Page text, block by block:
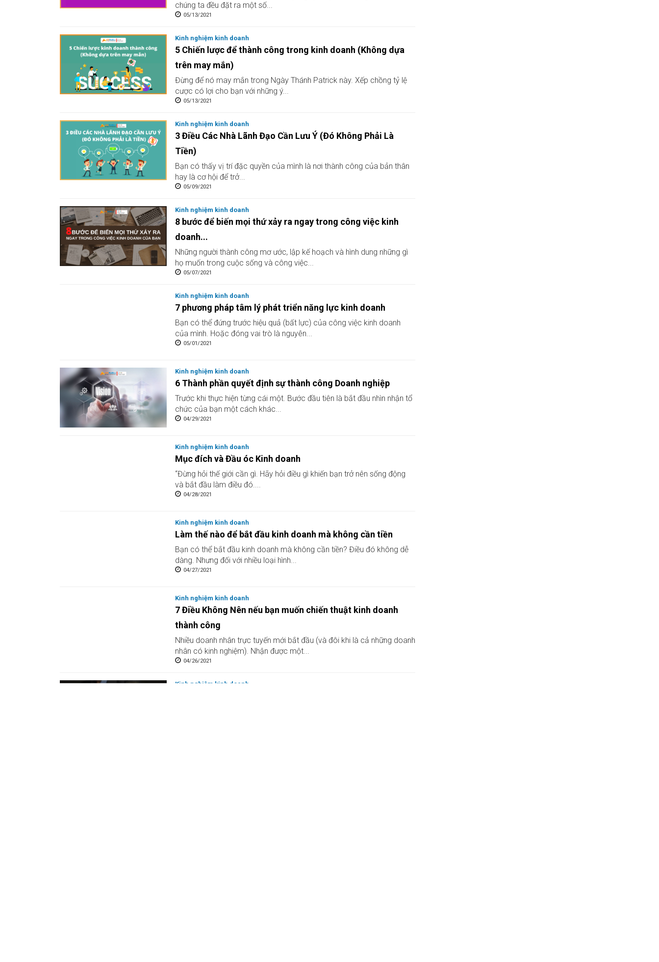
chúng ta đều đặt ra một số...
05/13/2021
Kinh nghiệm kinh doanh
5 Chiến lược để thành công trong kinh doanh (Không dựa
trên may mắn)
Đừng để nó may mắn trong Ngày Thánh Patrick này. Xếp chồng tỷ lệ
cược có lợi cho bạn với những ý...
05/13/2021
Kinh nghiệm kinh doanh
3 Điều Các Nhà Lãnh Đạo Cần Lưu Ý (Đó Không Phải Là
Tiền)
Bạn có thấy vị trí đặc quyền của mình là nơi thành công của bản thân
hay là cơ hội để trở...
05/09/2021
Kinh nghiệm kinh doanh
8 bước để biến mọi thứ xảy ra ngay trong công việc kinh
doanh...
Những người thành công mơ ước, lập kế hoạch và hình dung những gì
họ muốn trong cuộc sống và công việc...
05/07/2021
Kinh nghiệm kinh doanh
7 phương pháp tâm lý phát triển năng lực kinh doanh
Bạn có thể đứng trước hiệu quả (bất lực) của công việc kinh doanh
của mình. Hoặc đóng vai trò là nguyên...
05/01/2021
Kinh nghiệm kinh doanh
6 Thành phần quyết định sự thành công Doanh nghiệp
Trước khi thực hiện từng cái một. Bước đầu tiên là bắt đầu nhìn nhận tổ
chức của bạn một cách khác...
04/29/2021
Kinh nghiệm kinh doanh
Mục đích và Đầu óc Kinh doanh
“Đừng hỏi thế giới cần gì. Hãy hỏi điều gì khiến bạn trở nên sống động
và bắt đầu làm điều đó....
04/28/2021
Kinh nghiệm kinh doanh
Làm thế nào để bắt đầu kinh doanh mà không cần tiền
Bạn có thể bắt đầu kinh doanh mà không cần tiền? Điều đó không dễ
dàng. Nhưng đối với nhiều loại hình...
04/27/2021
Kinh nghiệm kinh doanh
7 Điều Không Nên nếu bạn muốn chiến thuật kinh doanh
thành công
Nhiều doanh nhân trực tuyến mới bắt đầu (và đôi khi là cả những doanh
nhân có kinh nghiệm). Nhận được một...
04/26/2021
Kinh nghiệm kinh doanh